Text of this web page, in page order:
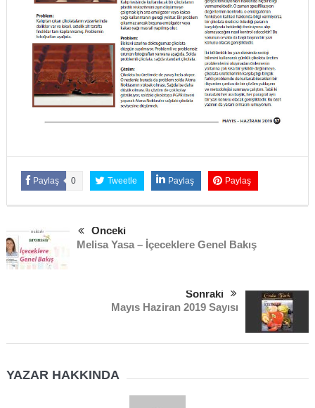
Paylaş 0 Tweetle Paylaş Paylaş
Önceki
Melisa Yasa – İçeceklere Genel Bakış
Sonraki
Mayıs Haziran 2019 Sayısı
YAZAR HAKKINDA